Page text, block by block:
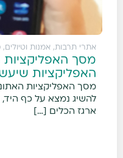
אתרי תרבות, אמנות וטיולים ,
מסך האפליקציות
האפליקציות
מסך האפליקציות
להשיג נמצא על כף היד,
ארגז הכלים […]